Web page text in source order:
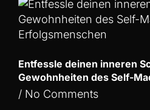
Entfessle deinen inneren
Gewohnheiten des Self-
/ No Comments